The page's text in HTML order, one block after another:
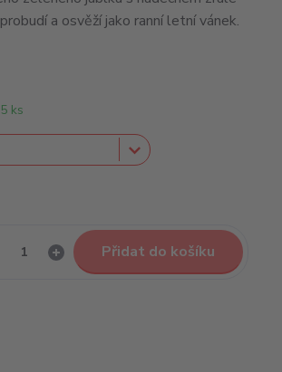
a osvěží jako ranní letní vánek.
ks
Přidat do košíku